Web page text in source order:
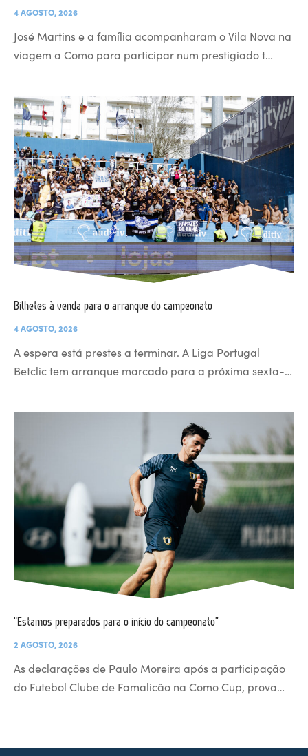
4 AGOSTO, 2026
José Martins e a família acompanharam o Vila Nova na
viagem a Como para participar num prestigiado t…
Bilhetes à venda para o arranque do campeonato
4 AGOSTO, 2026
A espera está prestes a terminar. A Liga Portugal
Betclic tem arranque marcado para a próxima sexta-…
“Estamos preparados para o início do campeonato”
2 AGOSTO, 2026
As declarações de Paulo Moreira após a participação
do Futebol Clube de Famalicão na Como Cup, prova…